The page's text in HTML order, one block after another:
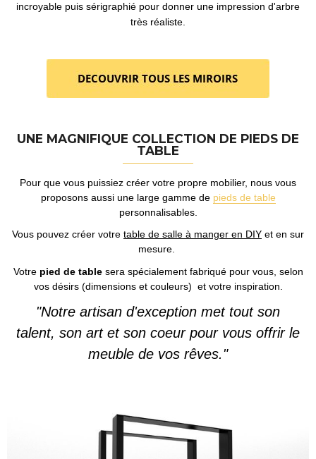
incroyable puis sérigraphié pour donner une impression d'arbre
très réaliste.
UNE MAGNIFIQUE COLLECTION DE PIEDS DE
TABLE
Pour que vous puissiez créer votre propre mobilier, nous vous
proposons aussi une large gamme de pieds de table
personnalisables.
Vous pouvez créer votre table de salle à manger en DIY et en sur
mesure.
Votre pied de tablesera spécialement fabriqué pour vous, selon
vos désirs (dimensions et couleurs) et votre inspiration.
"Notre artisan d'exception met tout son
talent, son art et son coeur pour vous offrir le
meuble de vos rêves."